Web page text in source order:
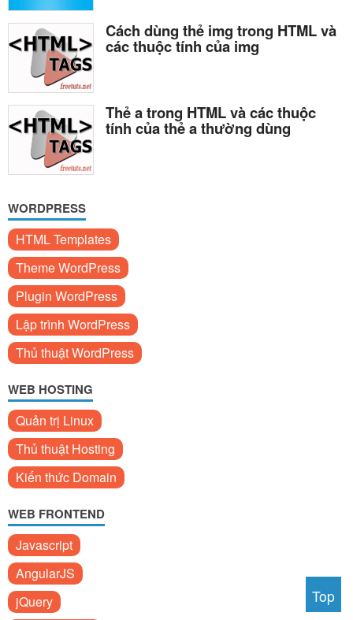
Cách dùng thẻ img trong HTML và
các thuộc tính của img
Thẻ a trong HTML và các thuộc
tính của thẻ a thường dùng
WORDPRESS
HTML Templates
Theme WordPress
Plugin WordPress
Lập trình WordPress
Thủ thuật WordPress
WEB HOSTING
Quản trị Linux
Thủ thuật Hosting
Kiến thức Domain
WEB FRONTEND
Javascript
AngularJS
jQuery
Top